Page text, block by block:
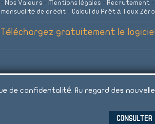
de confidentalité. Au regard des
CONSULTER
- Nos Valeurs - Mentions légales - Recrutement -
mensualité de crédit - Calcul du Prêt à Taux Zéro
Téléchargez gratuitement le
Un crédit vous engage et doit être remboursé.